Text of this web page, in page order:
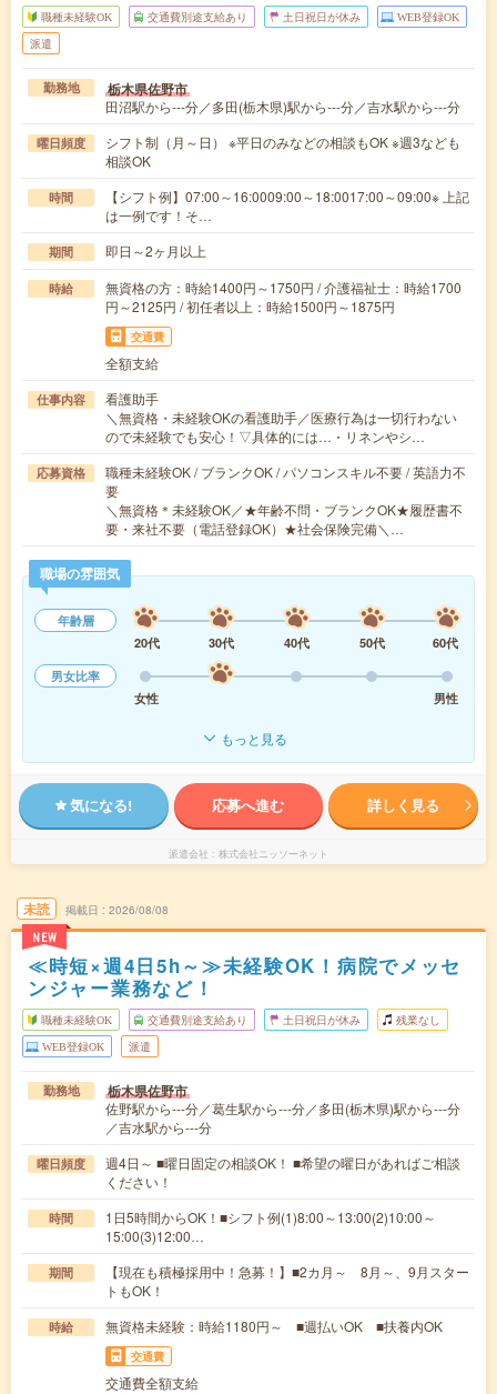
職種未経験OK 交通費別途支給あり 土日祝日が休み WEB登録OK
派遣
勤務地 栃木県佐野市
田沼駅から---分／多田(栃木県)駅から---分／吉水駅から---分
曜日頻度
シフト制（月～日） ※平日のみなどの相談もOK ※週3なども
相談OK
時間
【シフト例】07:00～16:0009:00～18:0017:00～09:00※ 上記
は一例です！そ…
期間 即日～2ヶ月以上
時給
無資格の方：時給1400円～1750円 / 介護福祉士：時給1700
円～2125円 / 初任者以上：時給1500円～1875円
交通費
全額支給
仕事内容
看護助手
＼無資格・未経験OKの看護助手／医療行為は一切行わない
ので未経験でも安心！▽具体的には…・リネンやシ…
応募資格
職種未経験OK / ブランクOK / パソコンスキル不要 / 英語力不
要
＼無資格＊未経験OK／★年齢不問・ブランクOK★履歴書不
要・来社不要（電話登録OK）★社会保険完備＼…
職場の雰囲気
年齢層
20代
30代 40代 50代
60代
男女比率
女性
男性
もっと見る
気になる! 応募へ進む 詳しく見る
派遣会社 株式会社ニッソーネット
未読
NEW
掲載日 2026/08/08
≪時短×週4日5h～≫未経験OK！病院でメッセ
ンジャー業務など！
職種未経験OK 交通費別途支給あり 土日祝日が休み 残業なし
WEB登録OK 派遣
勤務地 栃木県佐野市
佐野駅から---分／葛生駅から---分／多田(栃木県)駅から---分
／吉水駅から---分
曜日頻度
週4日～ ■曜日固定の相談OK！ ■希望の曜日があればご相談
ください！
時間
1日5時間からOK！■シフト例(1)8:00～13:00(2)10:00～
15:00(3)12:00…
期間
【現在も積極採用中！急募！】■2カ月～ 8月～、9月スター
トもOK！
時給 無資格未経験：時給1180円～ ■週払いOK ■扶養内OK
交通費
交通費全額支給